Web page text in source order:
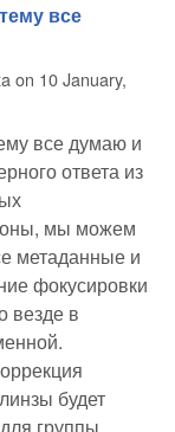
все
on 10 January,
все думаю и
ответа из
мы можем
метаданные и
фокусировки
везде в
будет